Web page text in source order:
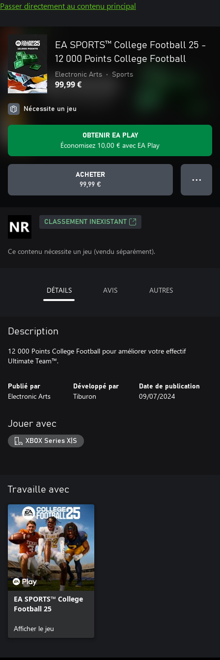
Passer directement au contenu principal
EA SPORTS™ College Football 25 -
12 000 Points College Football
Electronic Arts • Sports
99,99 €
Nécessite un jeu
OBTENIR EA PLAY
Économisez 10,00 € avec EA Play
ACHETER
99,99 €
● ● ●
CLASSEMENT INEXISTANT
Ce contenu nécessite un jeu (vendu séparément).
DÉTAILS AVIS AUTRES
Description
12 000 Points College Football pour améliorer votre effectif
Ultimate Team™.
Publié par
Electronic Arts
Développé par
Tiburon
Date de publication
09/07/2024
Jouer avec
XBOX Series X|S
Travaille avec
EA SPORTS™ College
Football 25
Afficher le jeu